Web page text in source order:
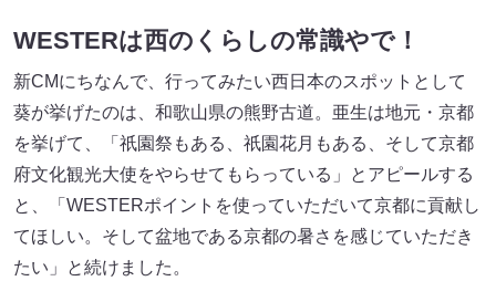
WESTERは西のくらしの常識やで！
新CMにちなんで、行ってみたい西日本のスポットとして
葵が挙げたのは、和歌山県の熊野古道。亜生は地元・京都
を挙げて、「祇園祭もある、祇園花月もある、そして京都
府文化観光大使をやらせてもらっている」とアピールする
と、「WESTERポイントを使っていただいて京都に貢献し
てほしい。そして盆地である京都の暑さを感じていただき
たい」と続けました。